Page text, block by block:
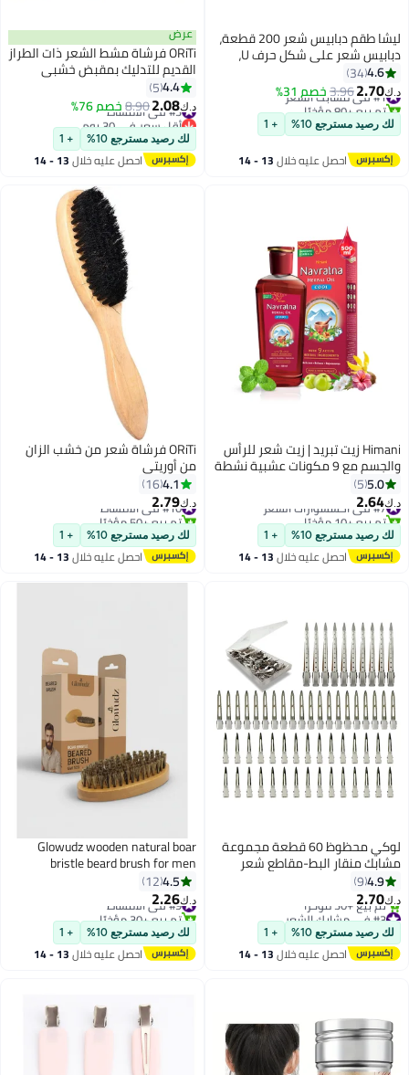
ليشا طقم دبابيس شعر 200 قطعة،
دبابيس شعر على شكل حرف U،
هدايا للنساء والفتيات مع صندوق
تخزين دبابيس تسريحات شعر الزفاف
(أسود)
4.6
34
د.ك‏2.70
3.96خصم 31% #1 في مشابك الشعر
تم بيع +80 مؤخرًا
#1 في مشابك الشعر
لك رصيد مسترجع 10% + 1
احصل عليه خلال 13 - 14
اغسطس
عرض
ORiTi فرشاة مشط الشعر ذات الطراز
القديم للتدليك بمقبض خشبي
مثالية لشعر اللحية وتصفيف الشعر
4.4
5
د.ك‏2.08
8.90خصم 76% #3 في الأمشاط
أقل سعر في 30 يوم
#3 في الأمشاط
لك رصيد مسترجع 10% + 1
احصل عليه خلال 13 - 14
اغسطس
Himani زيت تبريد | زيت شعر للرأس
والجسم مع 9 مكونات عشبية نشطة
| تركيبة تبريد واسترخاء فورية
لتخفيف التوتر | مناسبة لجميع أنواع
الشعر
5.0
5
د.ك‏2.64
#7 في اكسسوارات الشعر
تم بيع +10 مؤخرًا
#7 في اكسسوارات الشعر
لك رصيد مسترجع 10% + 1
احصل عليه خلال 13 - 14
ORiTi فرشاة شعر من خشب الزان
من أوريتي
4.1
16
د.ك‏2.79
#10 في الأمشاط
تم بيع +50 مؤخرًا
#10 في الأمشاط
لك رصيد مسترجع 10% + 1
احصل عليه خلال 13 - 14
لوكي محظوظ 60 قطعة مجموعة
مشابك منقار البط-مقاطع شعر
معدنية عالية الجودة ، مشابك
أحجام) مع صندوق تخزين / قبضة
عدم الانزلاق للشعر الكثيف
والصالون والتصميم المنزلي
4.9
9
د.ك‏2.70
#3 في مشابك الشعر
أقل سعر في 7 يوم
تم بيع +30 مؤخرًا
#3 في مشابك الشعر
لك رصيد مسترجع 10% + 1
احصل عليه خلال 13 - 14
Glowudz wooden natural boar
bristle beard brush for men
4.5
12
د.ك‏2.26
#9 في الأمشاط
تم بيع +30 مؤخرًا
#9 في الأمشاط
لك رصيد مسترجع 10% + 1
احصل عليه خلال 13 - 14